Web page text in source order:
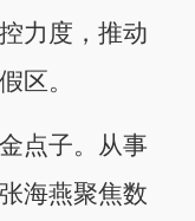
力度，推动
区。
点子。从事
海燕聚焦数